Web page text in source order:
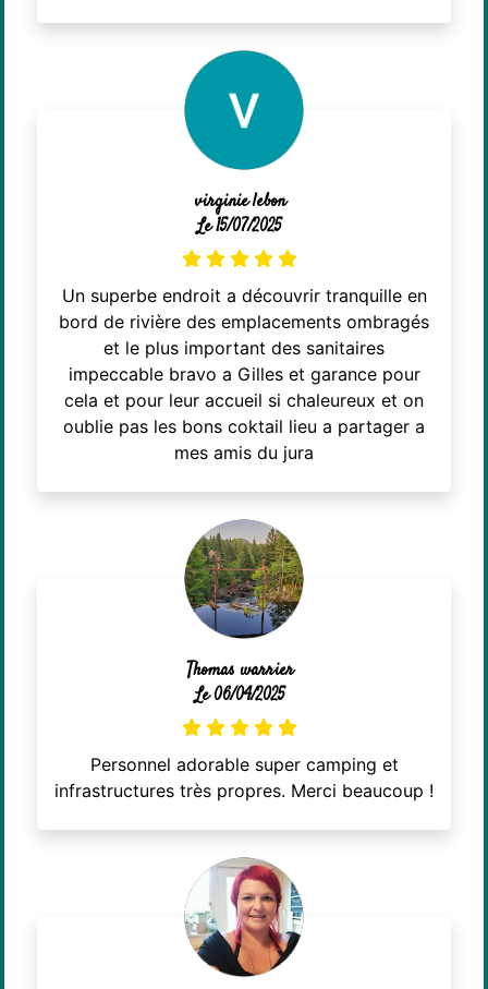
virginie lebon
Le 15/07/2025
Un superbe endroit a découvrir tranquille en
bord de rivière des emplacements ombragés
et le plus important des sanitaires
impeccable bravo a Gilles et garance pour
cela et pour leur accueil si chaleureux et on
oublie pas les bons coktail lieu a partager a
mes amis du jura
Thomas warrier
Le 06/04/2025
Personnel adorable super camping et
infrastructures très propres. Merci beaucoup !